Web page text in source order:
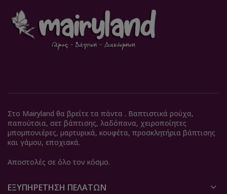
Στο Mairyland θα βρείτε τα πάντα . Βαπτιστικά ρούχα,
παπούτσια, σετ βάπτισης, λαδόπανα, χειροποίητες
μπομπονιέρες, μαρτυρικά, κουφέτα, προσκλητήρια βάπτισης
και γάμου, εποχιακά.
Αποστολές σε όλο τον κόσμο.
ΕΞΥΠΗΡΈΤΗΣΗ ΠΕΛΑΤΏΝ